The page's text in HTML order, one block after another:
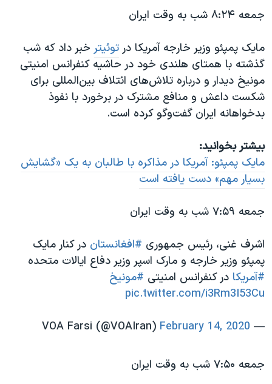
جمعه ۸:۲۴ شب به وقت ایران
مایک پمپئو وزیر خارجه آمریکا در توئیتر خبر داد که شب
گذشته با همتای هلندی خود در حاشیه کنفرانس امنیتی
مونیخ دیدار و درباره تلاش‌های ائتلاف بین‌المللی برای
شکست داعش و منافع مشترک‌ در برخورد با نفوذ
بدخواهانه ایران گفت‌وگو کرده است.
بیشتر بخوانید:
مایک پمپئو: آمریکا در مذاکره با طالبان به یک «گشایش
بسیار مهم» دست یافته است
جمعه ۷:۵۹ شب به وقت ایران
اشرف غنی، رئیس جمهوری #افغانستان در کنار مایک
پمپئو وزیر خارجه و مارک اسپر وزیر دفاع ایالات متحده
#آمریکا در کنفرانس امنیتی #مونیخ
pic.twitter.com/i3Rm3I53Cu
— VOA Farsi (@VOAIran)
February 14, 2020
جمعه ۷:۵۰ شب به وقت ایران